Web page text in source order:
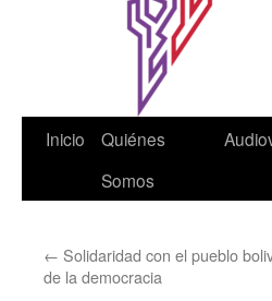
Inicio
Quiénes
Somos
← Solidaridad con el pueblo
de la democracia